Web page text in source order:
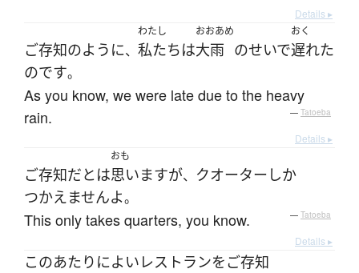
Details ▸
ご存知のように、
わたし
私たちは
おおあめ
大雨 のせいで
おく
遅れた
のです。
As you know, we were late due to the heavy
rain.
— Tatoeba
Details ▸
ご存知だとは
おも
思いますが、 クオーター しか
つかえませんよ。
This only takes quarters, you know. — Tatoeba
Details ▸
このあたり によい レストランをご存知